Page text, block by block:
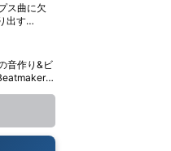
ス曲に欠
出す
音作り&ビ